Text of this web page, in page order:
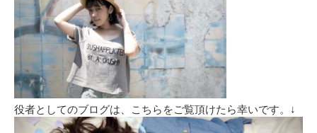
役者としてのブログは、こちらをご覧頂けたら幸いです。↓